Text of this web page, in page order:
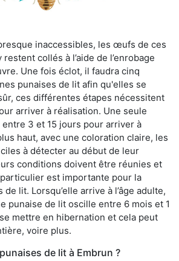
inaccessibles, les œufs de ces
collés à l’aide de l’enrobage
Une fois éclot, il faudra cinq
punaises de lit afin qu'elles se
ces différentes étapes nécessitent
arriver à réalisation. Une seule
3 et 15 jours pour arriver à
haut, avec une coloration claire, les
à détecter au début de leur
conditions doivent être réunies et
est importante pour la
lit. Lorsqu’elle arrive à l’âge adulte,
punaise de lit oscille entre 6 mois et 1
mettre en hibernation et cela peut
voire plus.
de lit à Embrun ?